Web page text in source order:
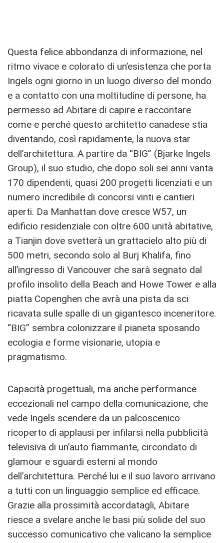
Questa felice abbondanza di informazione, nel
ritmo vivace e colorato di un’esistenza che porta
Ingels ogni giorno in un luogo diverso del mondo
e a contatto con una moltitudine di persone, ha
permesso ad Abitare di capire e raccontare
come e perché questo architetto canadese stia
diventando, così rapidamente, la nuova star
dell’architettura. A partire da “BIG” (Bjarke Ingels
Group), il suo studio, che dopo soli sei anni vanta
170 dipendenti, quasi 200 progetti licenziati e un
numero incredibile di concorsi vinti e cantieri
aperti. Da Manhattan dove cresce W57, un
edificio residenziale con oltre 600 unità abitative,
a Tianjin dove svetterà un grattacielo alto più di
500 metri, secondo solo al Burj Khalifa, fino
all’ingresso di Vancouver che sarà segnato dal
profilo insolito della Beach and Howe Tower e alla
piatta Copenghen che avrà una pista da sci
ricavata sulle spalle di un gigantesco inceneritore.
“BIG” sembra colonizzare il pianeta sposando
ecologia e forme visionarie, utopia e
pragmatismo.
Capacità progettuali, ma anche performance
eccezionali nel campo della comunicazione, che
vede Ingels scendere da un palcoscenico
ricoperto di applausi per infilarsi nella pubblicità
televisiva di un’auto fiammante, circondato di
glamour e sguardi esterni al mondo
dell’architettura. Perché lui e il suo lavoro arrivano
a tutti con un linguaggio semplice ed efficace.
Grazie alla prossimità accordatagli, Abitare
riesce a svelare anche le basi più solide del suo
successo comunicativo che valicano la semplice